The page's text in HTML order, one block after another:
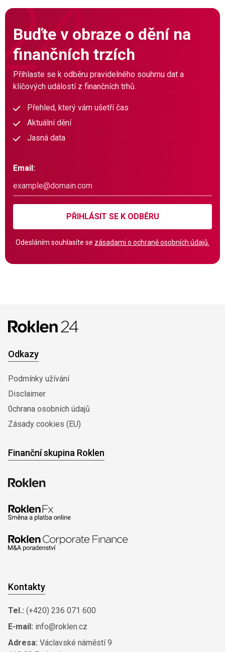
Buďte v obraze o dění na
finančních trzích
Přihlaste se k odběru pravidelného souhrnu dat a
klíčových událostí z finančních trhů.
Přehled, který vám ušetří čas
Aktuální dění
Jasná data
Email:
PŘIHLÁSIT SE K ODBĚRU
Odesláním souhlasíte se zásadami o ochraně osobních údajů.
Odkazy
Podmínky užívání
Disclaimer
0chrana osobních údajů
Zásady cookies (EU)
Finanční skupina Roklen
Kontakty
Tel.: (+420) 236 071 600
E-mail: info@roklen.cz
Adresa: Václavské náměstí 9